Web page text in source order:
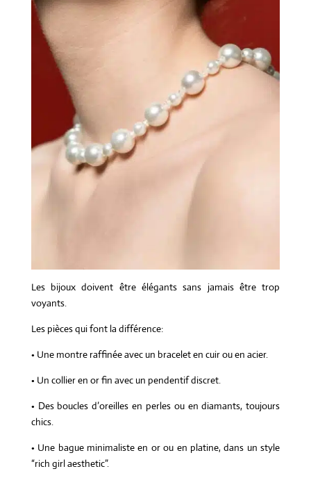
Les bijoux doivent être élégants sans jamais être trop
voyants.
Les pièces qui font la différence:
• Une montre raffinée avec un bracelet en cuir ou en acier.
• Un collier en or fin avec un pendentif discret.
• Des boucles d’oreilles en perles ou en diamants, toujours
chics.
• Une bague minimaliste en or ou en platine, dans un style
“rich girl aesthetic”.